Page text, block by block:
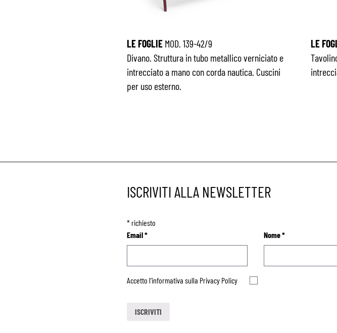
LE FOGLIEMOD. 139-42/9
Divano. Struttura in tubo metallico verniciato e
intrecciato a mano con corda nautica. Cuscini
per uso esterno.
LE
ISCRIVITI ALLA NEWSLETTER
*richiesto
Email* Nome*
Accetto l'informativa sulla Privacy Policy